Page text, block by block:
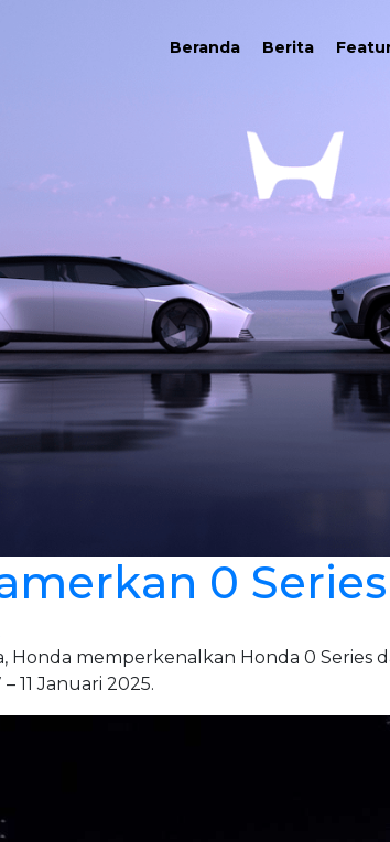
Beranda Berita
0
memperkenalkan Honda 0 Series
11 Januari 2025.